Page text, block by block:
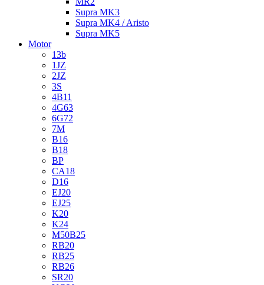
Supra MK3
Supra MK4 / Aristo
Supra MK5
Motor
13b
1JZ
2JZ
3S
4B11
4G63
6G72
7M
B16
B18
BP
CA18
D16
EJ20
EJ25
K20
K24
M50B25
RB20
RB25
RB26
SR20